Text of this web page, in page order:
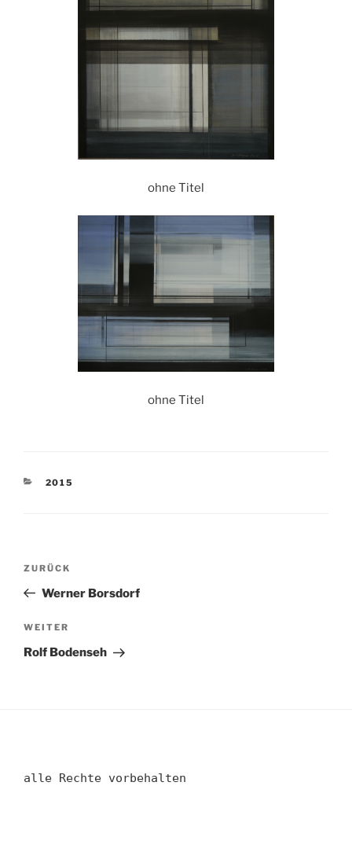
ohne Titel
ohne Titel
KATEGORIEN
2015
Beitragsnavigation
Vorheriger
Beitrag
ZURÜCK
Werner Borsdorf
Nächster
Beitrag
WEITER
Rolf Bodenseh
alle Rechte vorbehalten